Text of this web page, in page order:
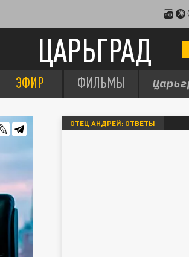
ЦАРЬГРАД
ЭФИР ФИЛЬМЫ
ОТЕЦ АНДРЕЙ: ОТВЕТЫ